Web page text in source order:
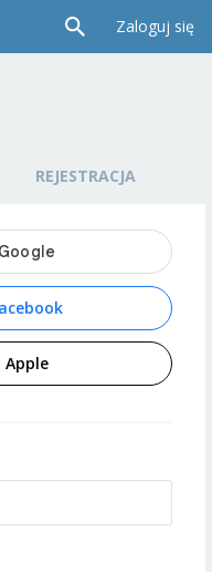
Zaloguj się
REJESTRACJA
Apple